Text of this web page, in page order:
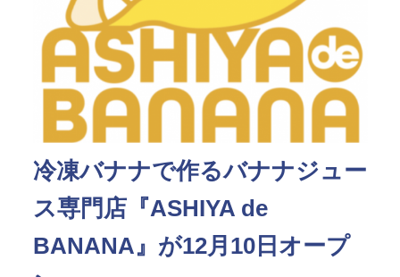
冷凍バナナで作るバナナジュー
ス専門店『ASHIYA de
BANANA』が12月10日オープ